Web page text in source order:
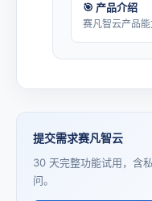
🎯 产品介绍
赛凡智云产品能
提交需求赛凡智云
30 天完整功能试用，含
问。